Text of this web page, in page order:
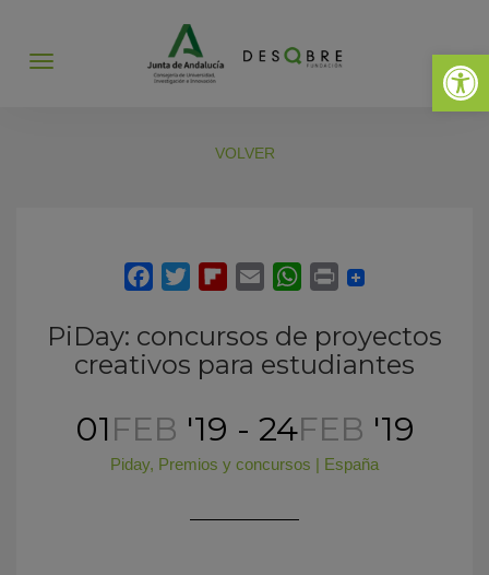
Abrir
Abrir
VOLVER
PiDay: concursos de proyectos
creativos para estudiantes
01FEB '19 - 24FEB '19
Piday, Premios y concursos | España